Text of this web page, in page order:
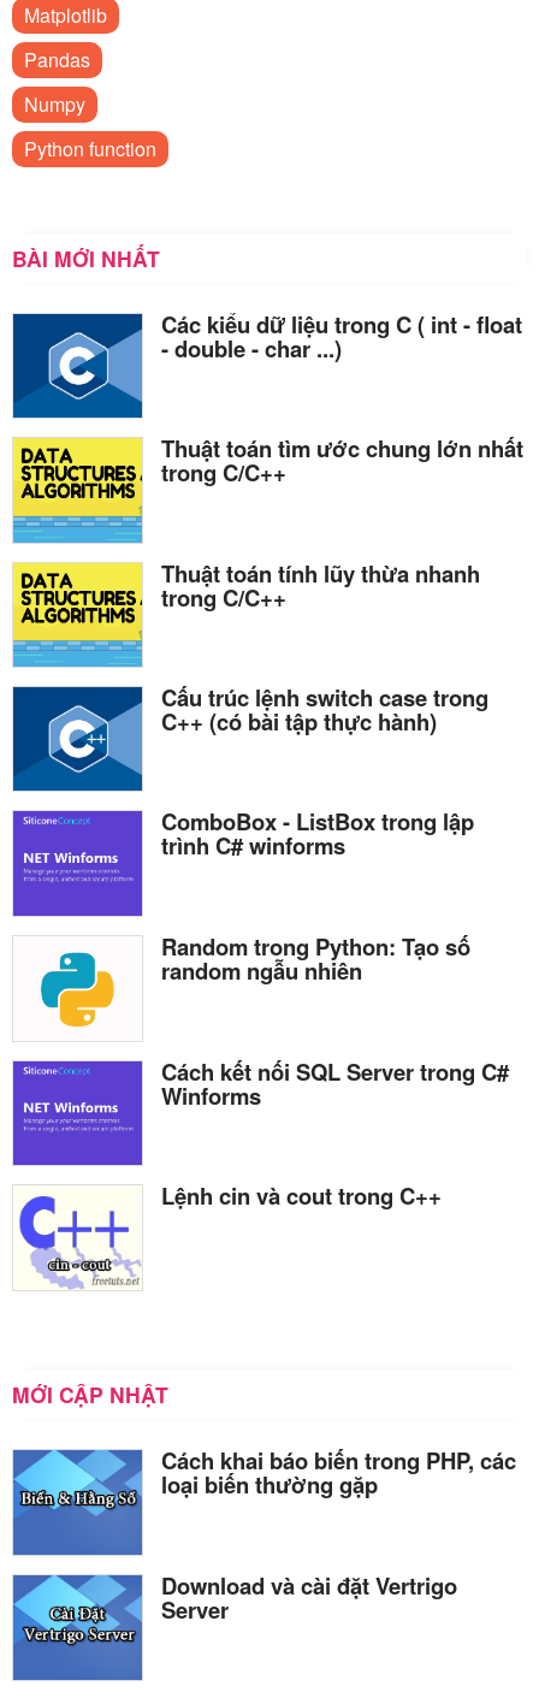
Matplotlib
Pandas
Numpy
Python function
BÀI MỚI NHẤT
Các kiểu dữ liệu trong C ( int - float
- double - char ...)
Thuật toán tìm ước chung lớn nhất
trong C/C++
Thuật toán tính lũy thừa nhanh
trong C/C++
Cấu trúc lệnh switch case trong
C++ (có bài tập thực hành)
ComboBox - ListBox trong lập
trình C# winforms
Random trong Python: Tạo số
random ngẫu nhiên
Cách kết nối SQL Server trong C#
Winforms
Lệnh cin và cout trong C++
MỚI CẬP NHẬT
Cách khai báo biến trong PHP, các
loại biến thường gặp
Download và cài đặt Vertrigo
Server